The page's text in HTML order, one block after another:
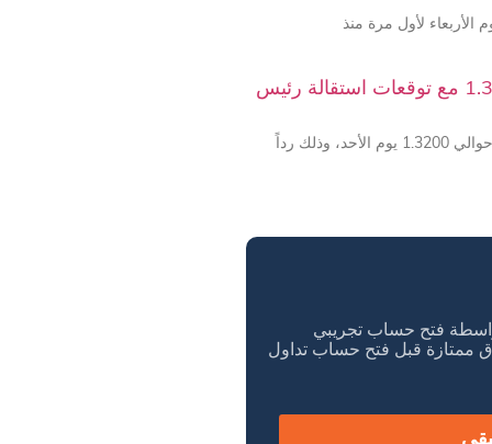
الإسترليني دولار يتراجع إلى ما يقارب 1.3200 مع توقعات استقالة رئيس
انخفض الجنيه الإسترليني مقابل الدولار الأمريكي إلى حوالي 1.3200 يوم الأحد، وذلك رداً
فتح حساب تجريبي
ممتازة قبل فتح حساب تداول